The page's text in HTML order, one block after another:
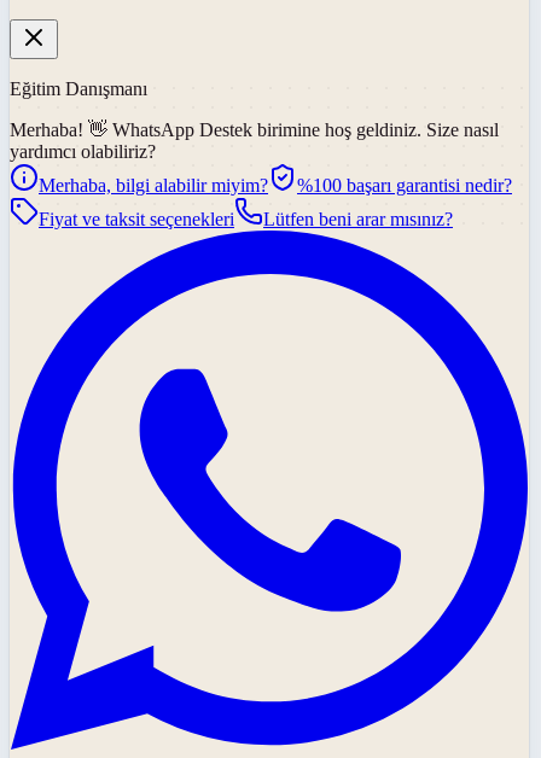
Eğitim Danışmanı
Merhaba! 👋 WhatsApp Destek birimine hoş geldiniz. Size nasıl
yardımcı olabiliriz?
Merhaba, bilgi alabilir miyim?
%100 başarı garantisi nedir?
Fiyat ve taksit seçenekleri
Lütfen beni arar mısınız?